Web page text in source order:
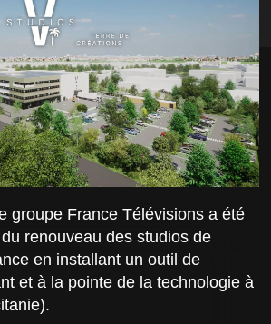
groupe France Télévisions a été
renouveau des studios de
en installant un outil de
et à la pointe de la technologie à